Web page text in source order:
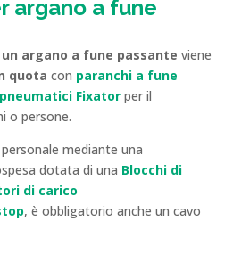
argano a fune
argano a fune passante viene
quota con paranchi a fune
Fixatorper il
o persone.
mediante una
dotata di una Blocchi di
di carico
, è obbligatorio anche un cavo